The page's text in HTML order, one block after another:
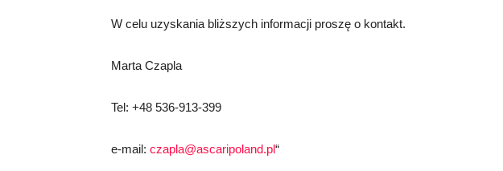
W celu uzyskania bliższych informacji proszę o kontakt.
Marta Czapla
Tel: +48 536-913-399
e-mail: czapla@ascaripoland.pl“